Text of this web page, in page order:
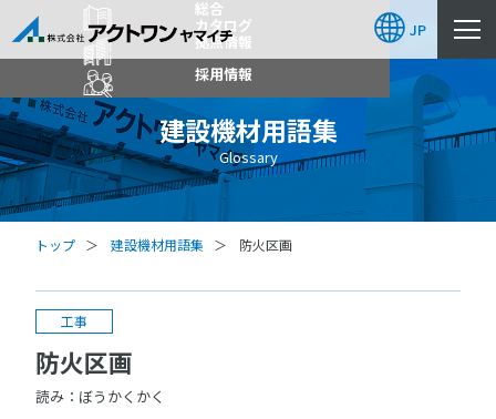
総合
カタログ
拠点情報
採用情報
JP
建設機材用語集
Glossary
トップ 建設機材用語集 防火区画
工事
防火区画
読み：ぼうかくかく